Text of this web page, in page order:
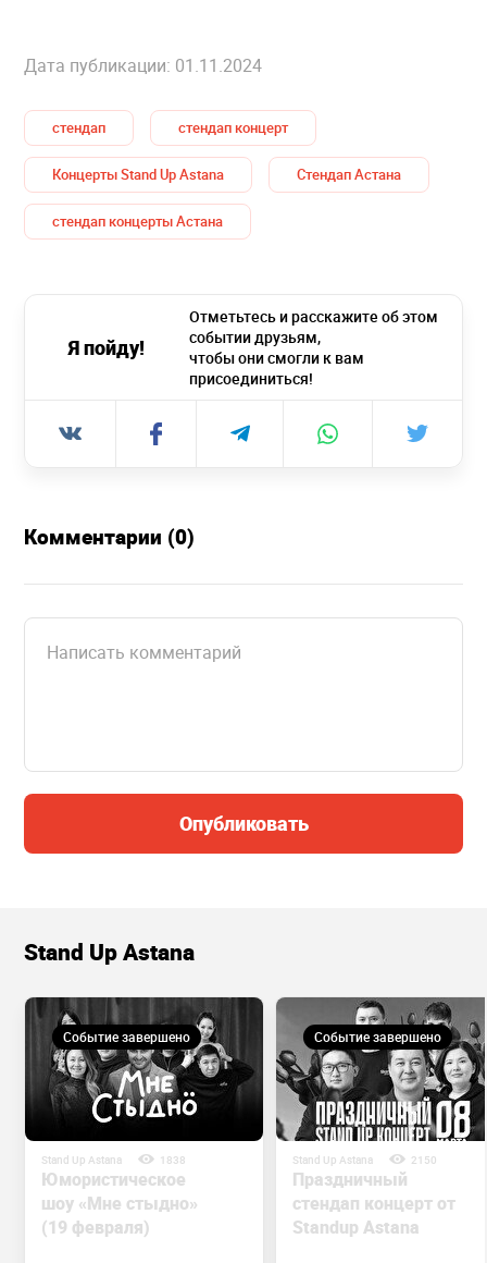
Дата публикации: 01.11.2024
стендап стендап концерт
Концерты Stand Up Astana Стендап Астана
стендап концерты Астана
Я пойду!
Отметьтесь и расскажите об этом
событии друзьям,
чтобы они смогли к вам
присоединиться!
Комментарии (0)
Опубликовать
Stand Up Astana
Событие завершено
Stand Up Astana 1838
Юмористическое
шоу «Мне стыдно»
(19 февраля)
Событие завершено
Stand Up Astana 2150
Праздничный
стендап концерт от
Standup Astana